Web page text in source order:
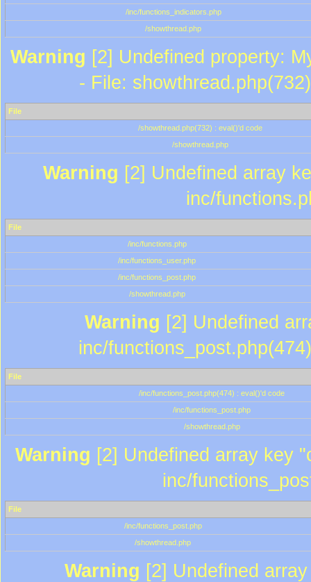
/inc/functions_indicators.php
/showthread.php
Warning [2] Undefined property:
- File:
File
/showthread.php(732) : eval()'d code
/showthread.php
Warning [2] Undefined array
inc/
File
/inc/functions.php
/inc/functions_user.php
/inc/functions_post.php
/showthread.php
Warning [2] Undefined
inc/
File
/inc/functions_post.php(474) : eval()'d code
/inc/functions_post.php
/showthread.php
Warning [2] Undefined array key
inc/
File
/inc/functions_post.php
/showthread.php
Warning [2] Undefined